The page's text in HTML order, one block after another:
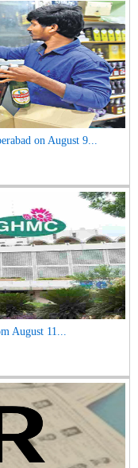
on August 9...
August 11...